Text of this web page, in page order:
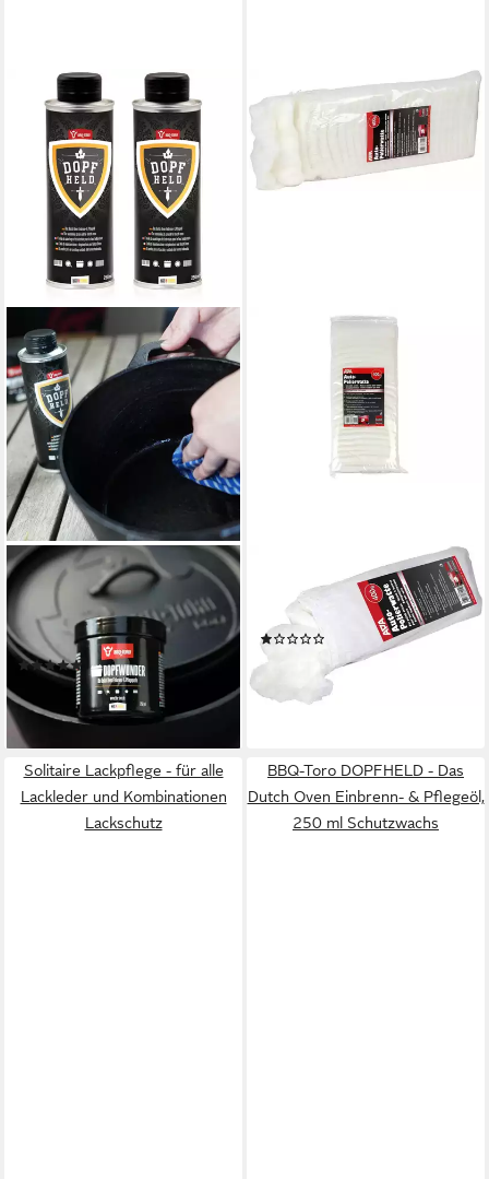
BBQ-TORO
DOPFHELD - Das Dutch Oven
Einbrenn- & Pflegeöl, 2x 250
ml Schutzwachs
(2)
18,95 €
(37,90 €/ 1 l)
lieferbar - in 3-4 Werktagen bei dir
APA Autopolierwatte 400g
Autopolitur
7,14 €
(17,85 €/ 1 kg)
lieferbar - in 3-4 Werktagen bei dir
Solitaire Lackpflege - für alle
Lackleder und Kombinationen
Lackschutz
BBQ-Toro DOPFHELD - Das
Dutch Oven Einbrenn- & Pflegeöl,
250 ml Schutzwachs